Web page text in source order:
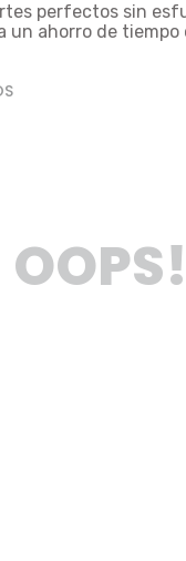
perfectos sin
un ahorro de tiempo
OOPS!